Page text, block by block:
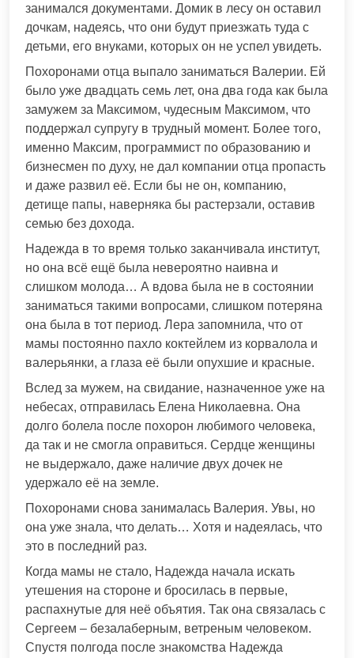
занимался документами. Домик в лесу он оставил
дочкам, надеясь, что они будут приезжать туда с
детьми, его внуками, которых он не успел увидеть.
Похоронами отца выпало заниматься Валерии. Ей
было уже двадцать семь лет, она два года как была
замужем за Максимом, чудесным Максимом, что
поддержал супругу в трудный момент. Более того,
именно Максим, программист по образованию и
бизнесмен по духу, не дал компании отца пропасть
и даже развил её. Если бы не он, компанию,
детище папы, наверняка бы растерзали, оставив
семью без дохода.
Надежда в то время только заканчивала институт,
но она всё ещё была невероятно наивна и
слишком молода… А вдова была не в состоянии
заниматься такими вопросами, слишком потеряна
она была в тот период. Лера запомнила, что от
мамы постоянно пахло коктейлем из корвалола и
валерьянки, а глаза её были опухшие и красные.
Вслед за мужем, на свидание, назначенное уже на
небесах, отправилась Елена Николаевна. Она
долго болела после похорон любимого человека,
да так и не смогла оправиться. Сердце женщины
не выдержало, даже наличие двух дочек не
удержало её на земле.
Похоронами снова занималась Валерия. Увы, но
она уже знала, что делать… Хотя и надеялась, что
это в последний раз.
Когда мамы не стало, Надежда начала искать
утешения на стороне и бросилась в первые,
распахнутые для неё объятия. Так она связалась с
Сергеем – безалаберным, ветреным человеком.
Спустя полгода после знакомства Надежда